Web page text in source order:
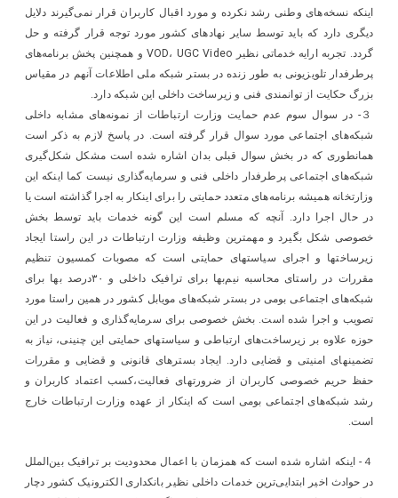
اینکه نسخه‌های وطنی رشد نکرده و مورد اقبال کاربران قرار نمی‌گیرند دلایل
دیگری دارد که باید توسط سایر نهادهای کشور مورد توجه قرار گرفته و حل
گردد. تجربه ارایه خدماتی نظیر VOD، UGC Video و همچنین پخش برنامه‌های
پرطرفدار تلویزیونی به طور زنده در بستر شبکه ملی اطلاعات آنهم در مقیاس
بزرگ حکایت از توانمندی فنی و زیرساخت داخلی این شبکه دارد.
３- در سوال سوم عدم حمایت وزارت ارتباطات از نمونه‌های مشابه داخلی
شبکه‌های اجتماعی مورد سوال قرار گرفته است. در پاسخ لازم به ذکر است
همانطوری که در بخش سوال قبلی بدان اشاره شده است مشکل شکل‌گیری
شبکه‌های اجتماعی پرطرفدار داخلی فنی و سرمایه‌گذاری نیست کما اینکه این
وزارتخانه همیشه برنامه‌های متعدد حمایتی را برای اینکار به اجرا گذاشته است یا
در حال اجرا دارد. آنچه که مسلم است این گونه خدمات باید توسط بخش
خصوصی شکل بگیرد و مهمترین وظیفه وزارت ارتباطات در این راستا ایجاد
زیرساختها و اجرای سیاستهای حمایتی است که مصوبات کمسیون تنظیم
مقررات در راستای محاسبه نیم‌بها برای ترافیک داخلی و ۳۰درصد بها برای
شبکه‌های اجتماعی بومی در بستر شبکه‌های مویابل کشور در همین راستا مورد
تصویب و اجرا شده است. بخش خصوصی برای سرمایه‌گذاری و فعالیت در این
حوزه علاوه بر زیرساخت‌های ارتباطی و سیاستهای حمایتی این چنینی، نیاز به
تضمینهای امنیتی و قضایی دارد. ایجاد بسترهای قانونی و قضایی و مقررات
حفظ حریم خصوصی کاربران از ضرورتهای فعالیت،کسب اعتماد کاربران و
رشد شبکه‌های اجتماعی بومی است که اینکار از عهده وزارت ارتباطات خارج
است.
４- اینکه اشاره شده است که همزمان با اعمال محدودیت بر ترافیک بین‌الملل
در حوادث اخیر ابتدایی‌ترین خدمات داخلی نظیر بانکداری الکترونیک کشور دچار